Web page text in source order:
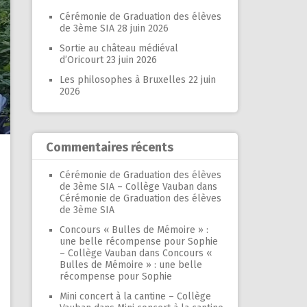
Cérémonie de Graduation des élèves
de 3ème SIA 28 juin 2026
Sortie au château médiéval
d’Oricourt 23 juin 2026
Les philosophes à Bruxelles 22 juin
2026
Commentaires récents
Cérémonie de Graduation des élèves
de 3ème SIA – Collège Vauban dans
Cérémonie de Graduation des élèves
de 3ème SIA
Concours « Bulles de Mémoire » :
une belle récompense pour Sophie
– Collège Vauban dans Concours «
Bulles de Mémoire » : une belle
récompense pour Sophie
Mini concert à la cantine – Collège